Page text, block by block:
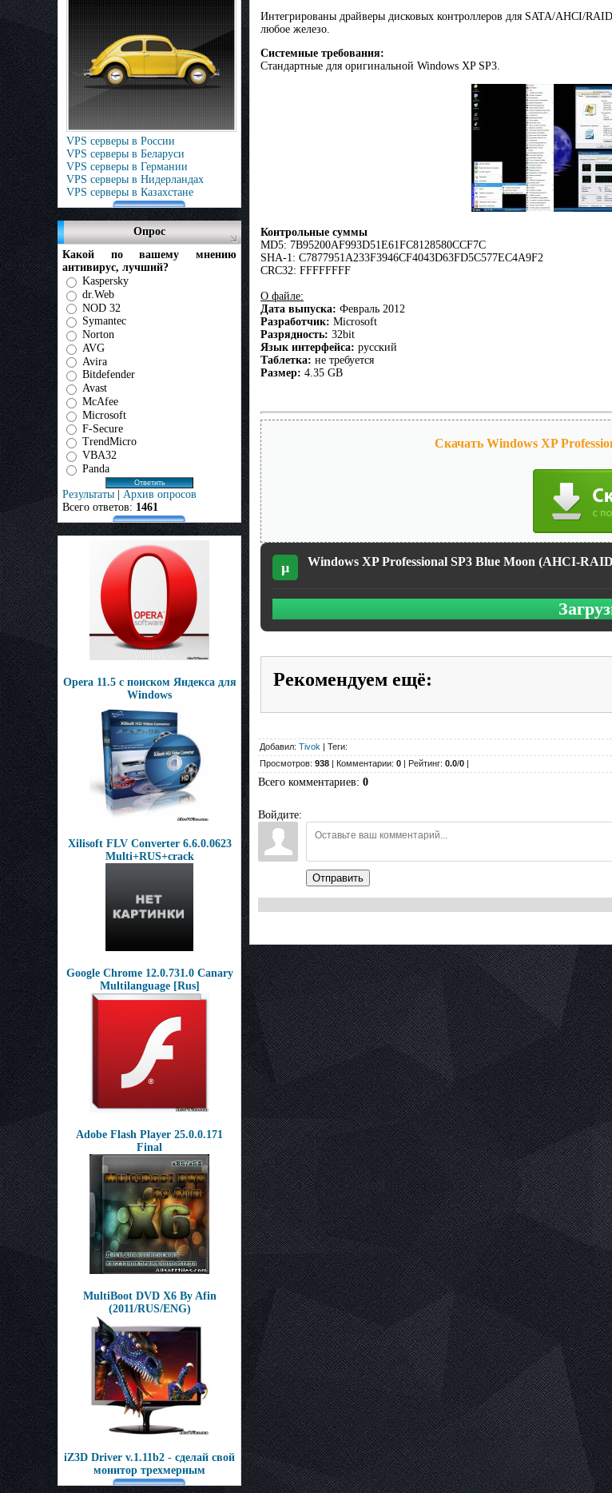
VPS серверы в России
VPS серверы в Беларуси
VPS серверы в Германии
VPS серверы в Нидерландах
VPS серверы в Казахстане
Опрос
Какой по вашему мнению
антивирус, лучший?
Kaspersky
dr.Web
NOD 32
Symantec
Norton
AVG
Avira
Bitdefender
Avast
McAfee
Microsoft
F-Secure
TrendMicro
VBA32
Panda
Результаты | Архив опросов
Всего ответов: 1461
Opera 11.5 с поиском Яндекса для
Windows
Xilisoft FLV Converter 6.6.0.0623
Multi+RUS+crack
Google Chrome 12.0.731.0 Canary
Multilanguage [Rus]
Adobe Flash Player 25.0.0.171
Final
MultiBoot DVD X6 By Afin
(2011/RUS/ENG)
iZ3D Driver v.1.11b2 - сделай свой
монитор трехмерным
Интегрированы драйверы дисковых контроллеров для SATA/AHCI/
любое железо.
Системные требования:
Стандартные для оригинальной Windows XP SP3.
Контрольные суммы
MD5: 7B95200AF993D51E61FC8128580CCF7C
SHA-1: C7877951A233F3946CF4043D63FD5C577EC4A9F2
CRC32: FFFFFFFF
О файле:
Дата выпуска: Февраль 2012
Разработчик: Microsoft
Разрядность: 32bit
Язык интерфейса: русский
Таблетка: не требуется
Размер: 4.35 GB
Скачать Windows XP
µ Windows XP Professional SP3 Blue Moon (AHCI-
Рекомендуем ещё:
Добавил: Tivok | Теги:
Просмотров: 938 | Комментарии: 0 | Рейтинг: 0.0/0 |
Всего комментариев: 0
Войдите:
Отправить